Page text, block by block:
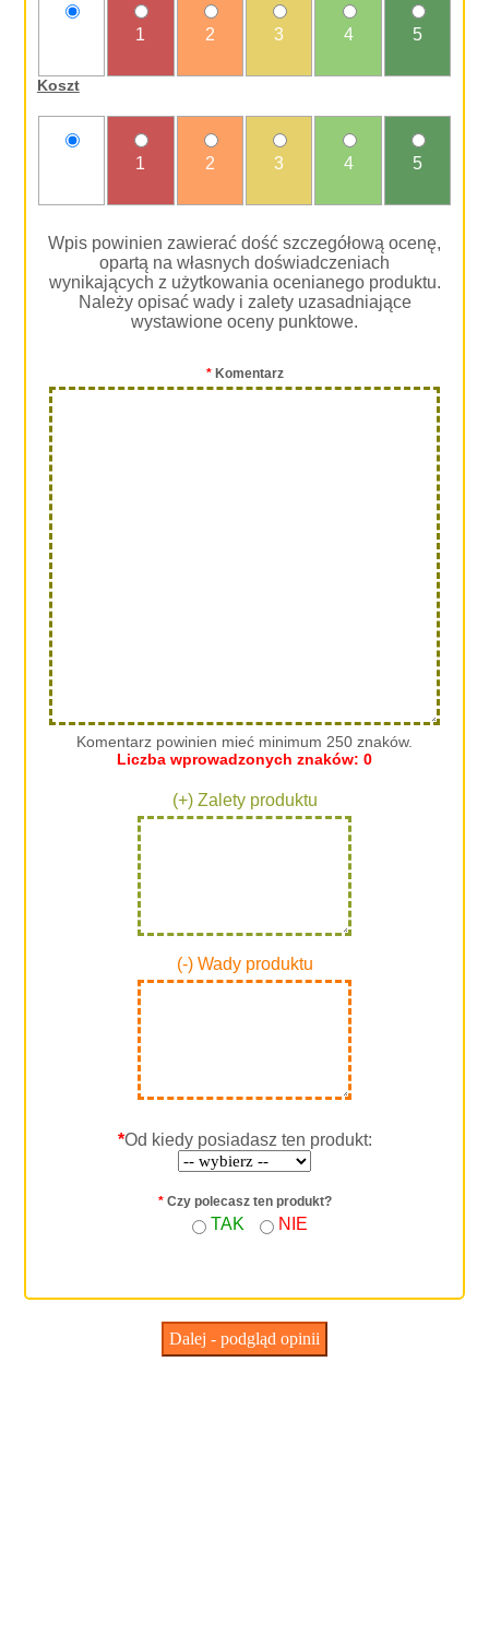
1 2 3 4 5
Koszt
1 2 3 4 5
Wpis powinien zawierać dość szczegółową ocenę,
opartą na własnych doświadczeniach
wynikających z użytkowania ocenianego produktu.
Należy opisać wady i zalety uzasadniające
wystawione oceny punktowe.
*Komentarz
Komentarz powinien mieć minimum 250 znaków.
Liczba wprowadzonych znaków: 0
(+) Zalety produktu
(-) Wady produktu
*Od kiedy posiadasz ten produkt:
*Czy polecasz ten produkt?
TAK NIE